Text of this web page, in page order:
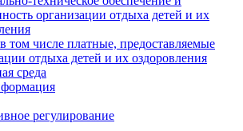
организации отдыха детей и их
том числе платные, предоставляемые
отдыха детей и их оздоровления
среда
регулирование